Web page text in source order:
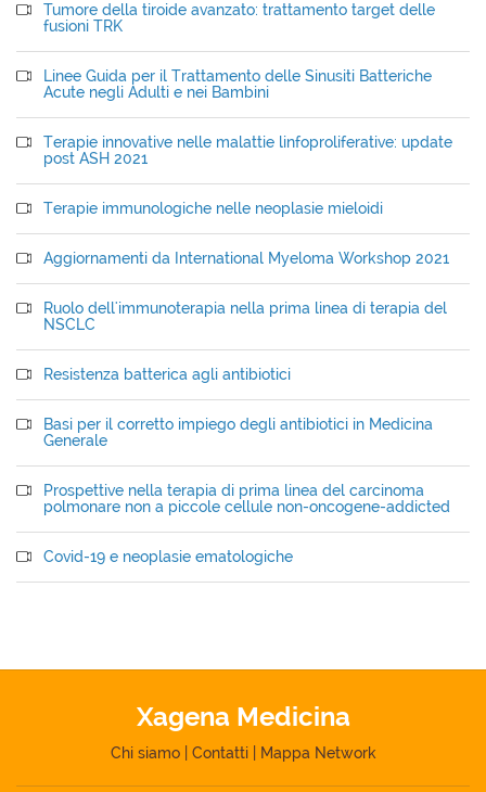
Tumore della tiroide avanzato: trattamento target delle
fusioni TRK
Linee Guida per il Trattamento delle Sinusiti Batteriche
Acute negli Adulti e nei Bambini
Terapie innovative nelle malattie linfoproliferative: update
post ASH 2021
Terapie immunologiche nelle neoplasie mieloidi
Aggiornamenti da International Myeloma Workshop 2021
Ruolo dell'immunoterapia nella prima linea di terapia del
NSCLC
Resistenza batterica agli antibiotici
Basi per il corretto impiego degli antibiotici in Medicina
Generale
Prospettive nella terapia di prima linea del carcinoma
polmonare non a piccole cellule non-oncogene-addicted
Covid-19 e neoplasie ematologiche
Xagena Medicina
Chi siamo Contatti Mappa Network